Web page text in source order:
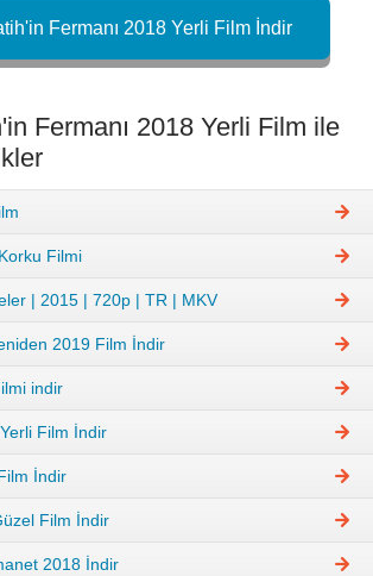
Fermanı 2018 Yerli Film İndir
Fermanı 2018 Yerli Film ile
Filmi
| 2015 | 720p | TR | MKV
2019 Film İndir
indir
Film İndir
İndir
Film İndir
2018 İndir